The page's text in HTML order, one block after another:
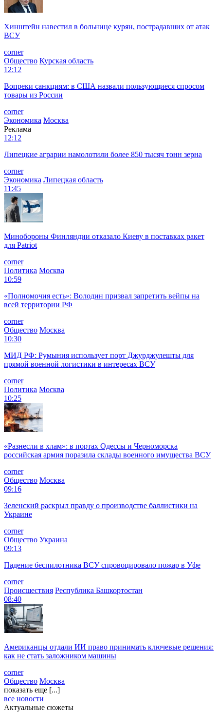
Хинштейн навестил в больнице курян, пострадавших от атак
ВСУ
corner
Общество Курская область
12:12
Вопреки санкциям: в США назвали пользующиеся спросом
товары из России
corner
Экономика Москва
Реклама
12:12
Липецкие аграрии намолотили более 850 тысяч тонн зерна
corner
Экономика Липецкая область
11:45
Минобороны Финляндии отказало Киеву в поставках ракет
для Patriot
corner
Политика Москва
10:59
«Полномочия есть»: Володин призвал запретить вейпы на
всей территории РФ
corner
Общество Москва
10:30
МИД РФ: Румыния использует порт Джурджулешты для
прямой военной логистики в интересах ВСУ
corner
Политика Москва
10:25
«Разнесли в хлам»: в портах Одессы и Черноморска
российская армия поразила склады военного имущества ВСУ
corner
Общество Москва
09:16
Зеленский раскрыл правду о производстве баллистики на
Украине
corner
Общество Украина
09:13
Падение беспилотника ВСУ спровоцировало пожар в Уфе
corner
Происшествия Республика Башкортостан
08:40
Американцы отдали ИИ право принимать ключевые решения:
как не стать заложником машины
corner
Общество Москва
показать еще [...]
все новости
Актуальные сюжеты